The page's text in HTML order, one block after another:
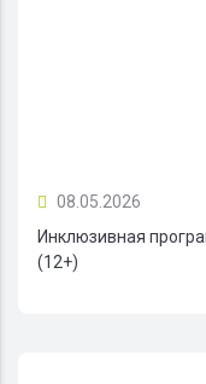
08.05.2026
Инклюзивная
(12+)